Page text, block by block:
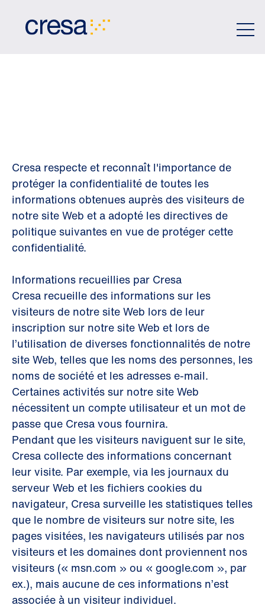
Cresa respecte et reconnaît l'importance de
protéger la confidentialité de toutes les
informations obtenues auprès des visiteurs de
notre site Web et a adopté les directives de
politique suivantes en vue de protéger cette
confidentialité.
Informations recueillies par Cresa
Cresa recueille des informations sur les
visiteurs de notre site Web lors de leur
inscription sur notre site Web et lors de
l’utilisation de diverses fonctionnalités de notre
site Web, telles que les noms des personnes, les
noms de société et les adresses e-mail.
Certaines activités sur notre site Web
nécessitent un compte utilisateur et un mot de
passe que Cresa vous fournira.
Pendant que les visiteurs naviguent sur le site,
Cresa collecte des informations concernant
leur visite. Par exemple, via les journaux du
serveur Web et les fichiers cookies du
navigateur, Cresa surveille les statistiques telles
que le nombre de visiteurs sur notre site, les
pages visitées, les navigateurs utilisés par nos
visiteurs et les domaines dont proviennent nos
visiteurs (« msn.com » ou « google.com », par
ex.), mais aucune de ces informations n’est
associée à un visiteur individuel.